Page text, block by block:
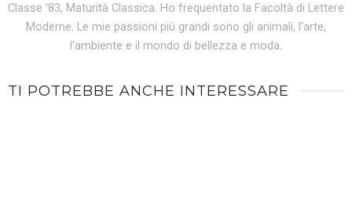
Classe '83, Maturità Classica. Ho frequentato la Facoltà di Lettere
Moderne. Le mie passioni più grandi sono gli animali, l'arte,
l'ambiente e il mondo di bellezza e moda.
TI POTREBBE ANCHE INTERESSARE